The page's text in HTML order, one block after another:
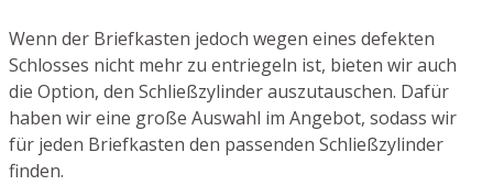
Wenn der Briefkasten jedoch wegen eines defekten
Schlosses nicht mehr zu entriegeln ist, bieten wir auch
die Option, den Schließzylinder auszutauschen. Dafür
haben wir eine große Auswahl im Angebot, sodass wir
für jeden Briefkasten den passenden Schließzylinder
finden.